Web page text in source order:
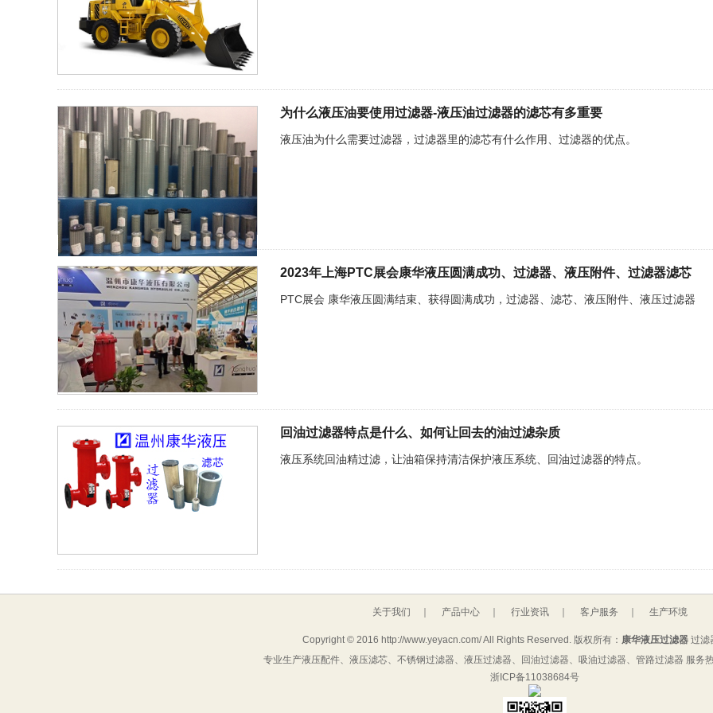
为什么液压油要使用过滤器-液压油过滤器的滤芯有多重要
液压油为什么需要过滤器，过滤器里的滤芯有什么作用、过滤器的优点。
2023年上海PTC展会康华液压圆满成功、过滤器、液压附件、过滤器滤芯
PTC展会 康华液压圆满结束、获得圆满成功，过滤器、滤芯、液压附件、液压过滤器
回油过滤器特点是什么、如何让回去的油过滤杂质
液压系统回油精过滤，让油箱保持清洁保护液压系统、回油过滤器的特点。
关于我们 产品中心 行业资讯 客户服务 生产环境
Copyright © 2016 http://www.yeyacn.com/ All Rights Reserved. 版权所有： 康华液压过滤器 过滤
专业生产液压配件、液压滤芯、不锈钢过滤器、液压过滤器、回油过滤器、吸油过滤器、管路过滤器 服
浙ICP备11038684号